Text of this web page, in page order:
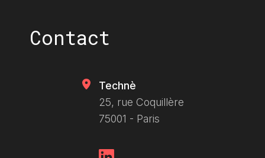
Contact
Technè
25, rue Coquillère
75001 - Paris